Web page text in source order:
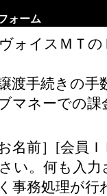
ォーム
ォイスＭＴの
渡手続きの手
マネーでの
名前］[会員
い。何も入
事務処理が